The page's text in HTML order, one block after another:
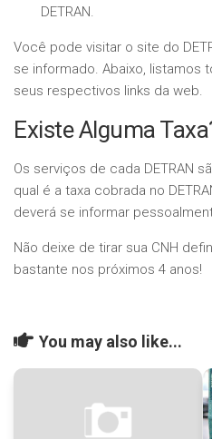
DETRAN.
Você pode visitar o site do
se informado. Abaixo, listamos
seus respectivos links da web.
Existe Alguma
Os serviços de cada DETRAN
qual é a taxa cobrada no
deverá se informar
Não deixe de tirar sua CNH
bastante nos próximos 4 anos!
You may also like...